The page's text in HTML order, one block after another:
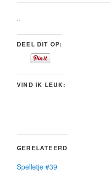
..
DEEL DIT OP:
VIND IK LEUK:
GERELATEERD
Spelletje #39